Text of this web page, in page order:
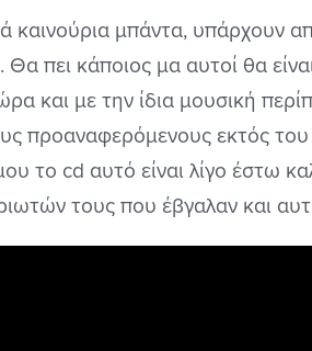
καινούρια μπάντα, υπάρχουν
Θα πει κάποιος μα αυτοί θα
και με την ίδια μουσική
προαναφερόμενους εκτός του
το cd αυτό είναι λίγο έστω
τους που έβγαλαν και